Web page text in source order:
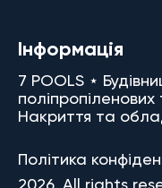
Інформація
7 POOLS ⋆
Накриття та
Політика
2026. All rights